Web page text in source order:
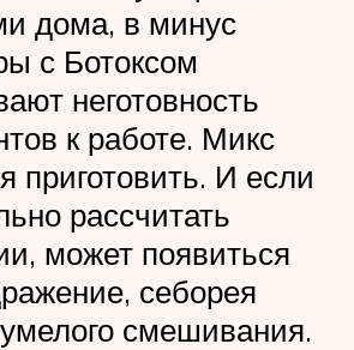
дома, в минус
с Ботоксом
неготовность
к работе. Микс
приготовить. И если
рассчитать
может появиться
себорея
смешивания.